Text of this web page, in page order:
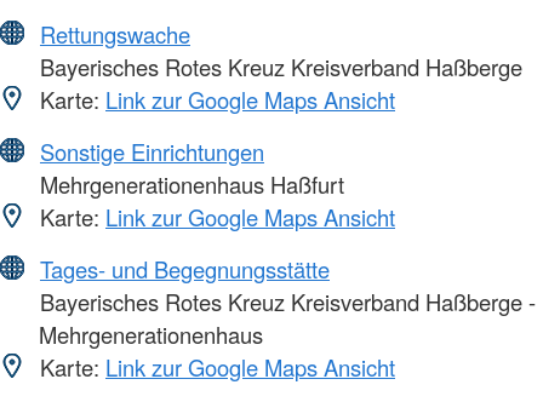
Rettungswache
Bayerisches Rotes Kreuz Kreisverband Haßberge
Karte: Link zur Google Maps Ansicht
Sonstige Einrichtungen
Mehrgenerationenhaus Haßfurt
Karte: Link zur Google Maps Ansicht
Tages- und Begegnungsstätte
Bayerisches Rotes Kreuz Kreisverband Haßberge -
Mehrgenerationenhaus
Karte: Link zur Google Maps Ansicht